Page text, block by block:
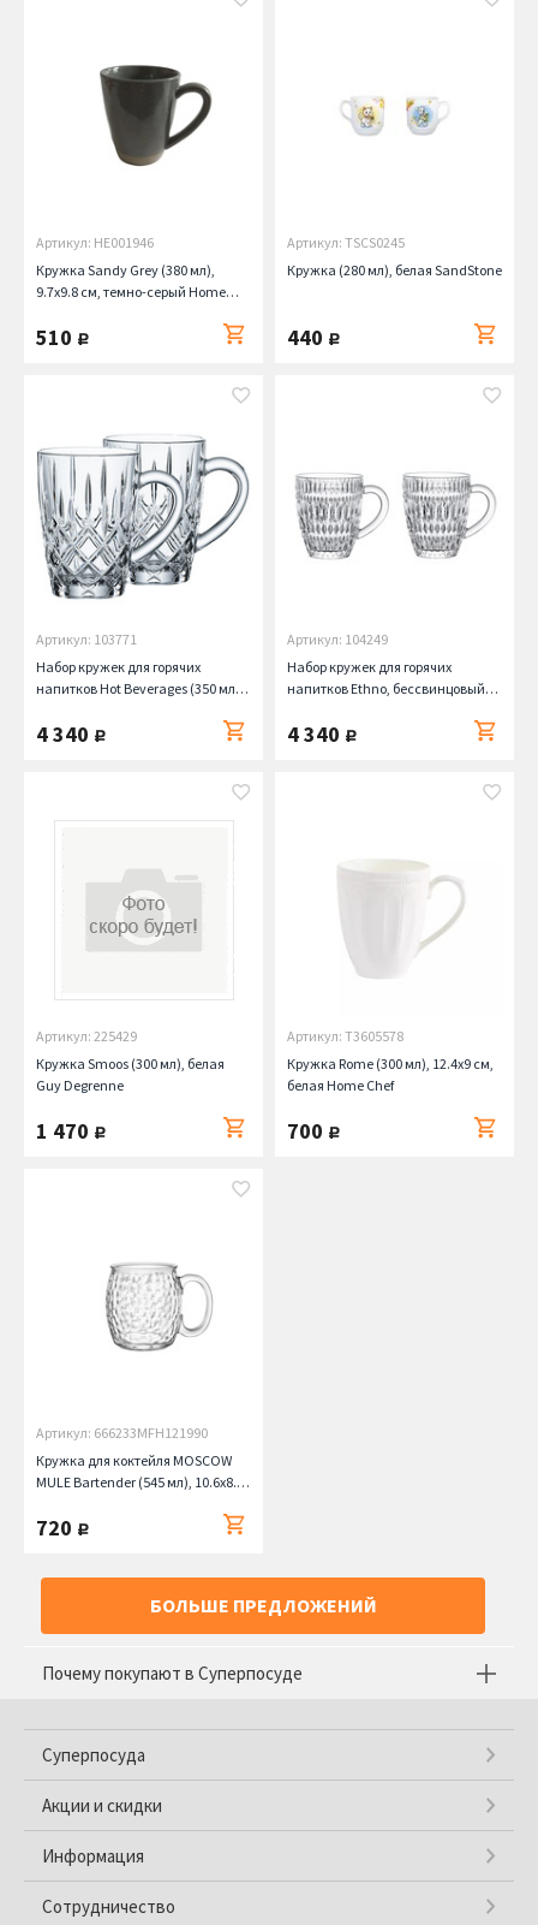
Артикул: HE001946
Кружка Sandy Grey (380 мл),
9.7х9.8 см, темно-серый Home
510 руб.
Артикул: TSCS0245
Кружка (280 мл), белая SandStone
440 руб.
Артикул: 103771
Набор кружек для горячих
напитков Hot Beverages (350 мл),
4 340 руб.
Артикул: 104249
Набор кружек для горячих
напитков Ethno, бессвинцовый
4 340 руб.
Артикул: 225429
Кружка Smoos (300 мл), белая
Guy Degrenne
1 470 руб.
Артикул: T3605578
Кружка Rome (300 мл), 12.4х9 см,
белая Home Chef
700 руб.
Артикул: 666233MFH121990
Кружка для коктейля MOSCOW
MULE Bartender (545 мл), 10.6х8.7
720 руб.
БОЛЬШЕ ПРЕДЛОЖЕНИЙ
Почему покупают в Суперпосуде
Суперпосуда
Акции и скидки
Информация
Сотрудничество